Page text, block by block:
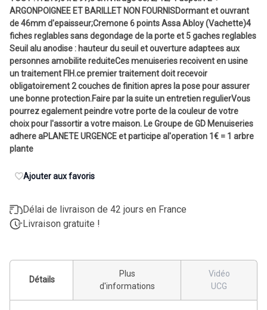
ARGONPOIGNEE ET BARILLET NON FOURNISDormant et ouvrant
de 46mm d'epaisseur;Cremone 6 points Assa Abloy (Vachette)4
fiches reglables sans degondage de la porte et 5 gaches reglables
Seuil alu anodise : hauteur du seuil et ouverture adaptees aux
personnes amobilite reduiteCes menuiseries recoivent en usine
un traitement FIH.ce premier traitement doit recevoir
obligatoirement 2 couches de finition apres la pose pour assurer
une bonne protection.Faire par la suite un entretien regulierVous
pourrez egalement peindre votre porte de la couleur de votre
choix pour l'assortir a votre maison. Le Groupe de GD Menuiseries
adhere aPLANETE URGENCE et participe al'operation 1€ = 1 arbre
plante
Ajouter aux favoris
Délai de livraison de 42 jours en France
Livraison gratuite !
Détails
Plus
d'informations
Vidéo
UCG